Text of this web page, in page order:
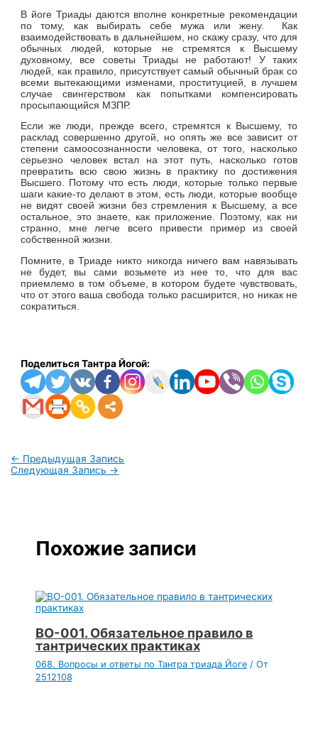
В йоге Триады даются вполне конкретные рекомендации
по тому, как выбирать себе мужа или жену. Как
взаимодействовать в дальнейшем, но скажу сразу, что для
обычных людей, которые не стремятся к Высшему
духовному, все советы Триады не работают! У таких
людей, как правило, присутствует самый обычный брак со
всеми вытекающими изменами, проституцией, в лучшем
случае свингерством как попытками компенсировать
просыпающийся МЗПР.
Если же люди, прежде всего, стремятся к Высшему, то
расклад совершенно другой, но опять же все зависит от
степени самоосознанности человека, от того, насколько
серьезно человек встал на этот путь, насколько готов
превратить всю свою жизнь в практику по достижения
Высшего. Потому что есть люди, которые только первые
шаги какие-то делают в этом, есть люди, которые вообще
не видят своей жизни без стремления к Высшему, а все
остальное, это знаете, как приложение. Поэтому, как ни
странно, мне легче всего привести пример из своей
собственной жизни.
Помните, в Триаде никто никогда ничего вам навязывать
не будет, вы сами возьмете из нее то, что для вас
приемлемо в том объеме, в котором будете чувствовать,
что от этого ваша свобода только расширится, но никак не
сократиться.
Поделиться Тантра Йогой:
← Предыдущая Запись
Следующая Запись →
Похожие записи
ВО-001. Обязательное правило в
тантрических практиках
068. Вопросы и ответы по Тантра триада Йоге/ От
2512108